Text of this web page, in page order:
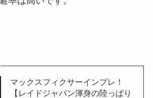
マックスフィクサーインプレ！
【レイドジャパン渾身の陸っぱり